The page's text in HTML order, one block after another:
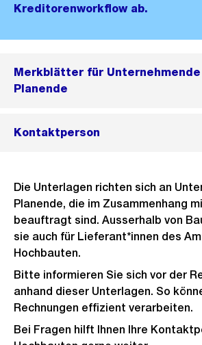
Kreditorenworkflow ab.
Merkblätter für Unternehmende
Planende
Kontaktperson
Die Unterlagen richten sich an
Planende, die im Zusammenhang
beauftragt sind. Ausserhalb von
sie auch für Lieferant*innen des
Hochbauten.
Bitte informieren Sie sich vor der
anhand dieser Unterlagen. So
Rechnungen effizient verarbeiten.
Bei Fragen hilft Ihnen Ihre